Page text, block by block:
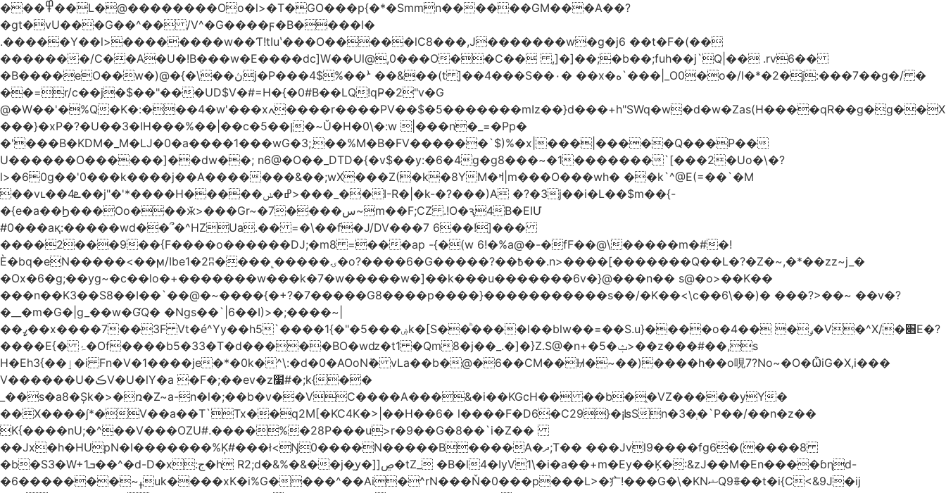
���߾��L�@��������Oo�l>�T�GO���p{�*�Smmn������GM���A��?
�gt�vU���G��^�� /V^�G����ϝ�B����l�
.�����Y��l>��������w��Ƭ!tIuʽ���O�����lC8���,J�������w�g�j6 ��t�F�(��
�������/C��A�U�!B���w�E����dc]W��Ul@,0���O��C�� ,]�]��;�b��;fuh��j`Q|�� .rv6��
�B����eO��w�)@�{�\��ڽj�P���4$%��ܑ ��&��(t ]��4���S��٠� ͏��x�ه`���|_O0�o�/l�*�2�j:���7��g�/ �
��=r/c��j�$��"���UD$V�#=H�{�0#B��LQ!qP̴�2"v�G
@�W��'�%Q�K�:���4�w'���xߍ����r����PV��$�5�������mIz��}d���+h"SWq�w�d�w�Zas(H����qR��g�g��XNS&��9�5�Oȩ�O�
���}�xP�?�U��3�IH���%��|��c�5��ן�~Ŭ�H�0\�:w |���n�_=�Pp�
�'���B�KDM�_M�Ǉ�0�a����1���wG�3;܂��%M�B�FV������`$)%�x|���|�����Q���P��
U������O������]��dw��; n6@�O��_DTD�{�v$��y:�6�4g�g8���~�1�������`[���2�Uo�\�?
l>�60g��'0���k����j��A�������&��;wX���Z(�k�8YM�ߞ|m���O���wh� ��k`^@E(=��`�M
��vւ��4ܧ��j"�'*����H�����ߝ�ݭ>���_��I-R�|�k-�?���)A �?�3j��i�L��$m��{-
�{e�a��Ϧ���Oo���ӂ>���Gr~�7����س~m��F;CZ .!O�ԇ4B�EIՄ
#0���aқ:�����wd��՞�^HZUa.�� =�\��f�J/DV���7 6��!]���
����2���9��{F����o������DJ;�m8 =���ap -{�(w 6!�%a@�-�fF��@\�����m�#�!
Ѐ�bq�eN�����<��ϻ/Ibe1�2ʭ����˻�����ۍ�o?����6�G�����?��߿��.n>����[�������Q��L�?�Z�~,�*��zz~j_�
�Ox�6�g;��yg~�c��lo�+�������w���k�7�w�����w�]��k���u�������6v�}@���n�� s@�o>��K��
���n��K3��S8��I��`��@�~����{�+?�7�����G8����p����}�����������s ��/�K��<\c��6\��)� ���?>��~ ��v�?
�__�m�G�|g_��w�ƓQ� �Ngs��`|6� �I)>�;����~|
��ߨ��x����7��3F Vt�é^Yy��h5`����ۻ���5�"�}1k�[S��ͪ����l��blw��=��S.u}����o�ݛ� ��4�V�^X/�׋E�?
����E{� ۂ�Of����b5�33�T�d�����BO�wǳ�t1 �Qm8�j��_.�]�}Z.S@�n+�5�ݑ>��z���#��,s
H�Eh3{��ٳ�i Fn�V�1����je�*�0k�^\:�d�0�AOoNܰ� vLa��b�@�6��CM��H̷�~��)����h��o哯7?No~�O�ѼiG�X,i���
V������U�ڪV�U�lY�a �F�;��ev�z׷#�;k{��
_��s�a8�Șk�>�ռ�Z~a-n�l�;��b�v��VC����A���&�i��KGcH�� ��b�֑�VZ�����yΥ�
��X����*�V��a��T`Tx��q2M[�KC4K�>|��H��6� l����F�D6�C29}�¡ʪSn�3�ְ�`P��/��n�z��
K{����nU;�^��V���OZU#.����%�28P���u>r�9��G�8��`i�Z��
��Jx�h�HUpN�I�������%Ķ#���ł<Ŋ0����N�����B����A�ދ;T�� ���Jvl9����fg6�(����8
�b�S3�W+1ܒ��^�d-D�x:ج�h R2;d�&%�&��j�̫y�]]ڝ�tZ_ �B�l4�IyV1\�i�a��+m�Ey��Ķ�:&zJ��M�En����ɓɳd-
�ߪ~�������6uk����xK�i%G����^��Ai�^rN���Ň�0���p���L>�⽧!���G�\�KNޝQ9ꎖ��t�i{C<&9J�ij